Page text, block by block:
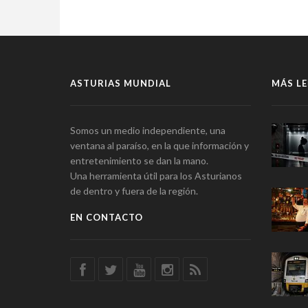
ASTURIAS MUNDIAL
Somos un medio independiente, una
ventana al paraíso, en la que información y
entretenimiento se dan la mano.
Una herramienta útil para los Asturianos
de dentro y fuera de la región.
EN CONTACTO
MÁS